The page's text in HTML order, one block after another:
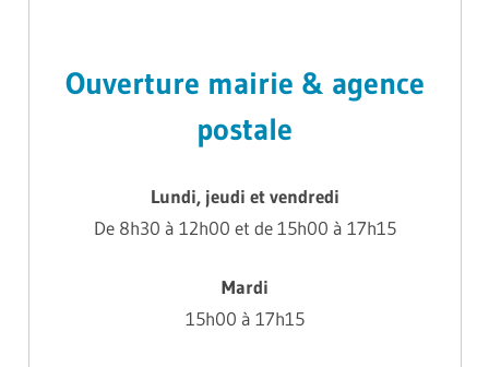
Ouverture mairie & agence
postale
Lundi, jeudi et vendredi
De 8h30 à 12h00 et de 15h00 à 17h15
Mardi
15h00 à 17h15